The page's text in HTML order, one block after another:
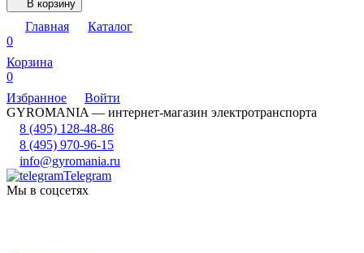
В корзину
Главная
Каталог
0
Корзина
0
Избранное
Войти
GYROMANIA — интернет-магазин электротранспорта
8 (495) 128-48-86
8 (495) 970-96-15
info@gyromania.ru
Telegram
Мы в соцсетях